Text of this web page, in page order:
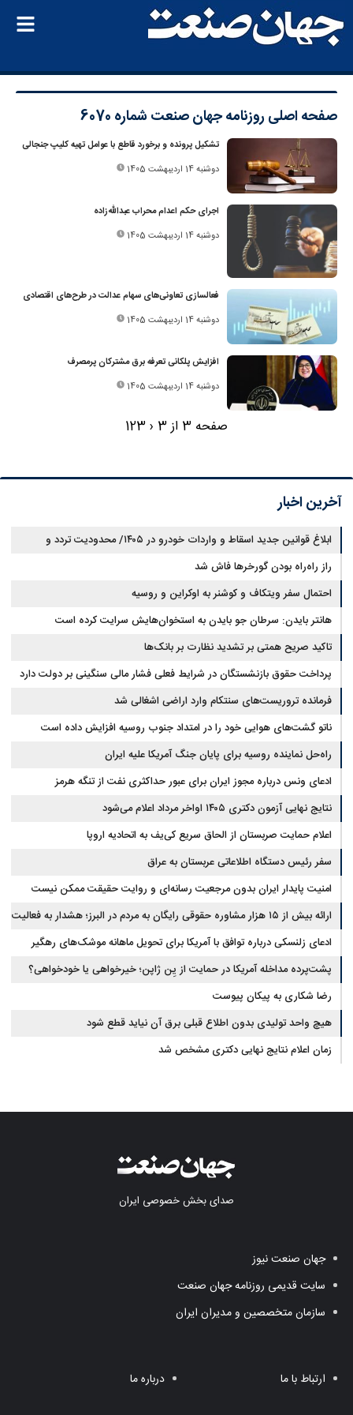
صفحه اصلی روزنامه جهان صنعت شماره 6070
تشکیل پرونده و برخورد قاطع با عوامل تهیه کلیپ جنجالی
دوشنبه 14 اردیبهشت 1405
اجرای حکم اعدام محراب عبدالله‌زاده
دوشنبه 14 اردیبهشت 1405
فعالسازی تعاونی‌های سهام عدالت در طرح‌های اقتصادی
دوشنبه 14 اردیبهشت 1405
افزایش پلکانی تعرفه برق مشترکان پرمصرف
دوشنبه 14 اردیبهشت 1405
صفحه 3 از 3 ‹
123
آخرین اخبار
ابلاغ قوانین جدید اسقاط و واردات خودرو در ۱۴۰۵/ محدودیت تردد و
سوخت‌رسانی به فرسوده‌ها
راز راه‌راه بودن گورخرها فاش شد
احتمال سفر ویتکاف و کوشنر به اوکراین و روسیه
هانتر بایدن: سرطان جو بایدن به استخوان‌هایش سرایت کرده است
تاکید صریح همتی بر تشدید نظارت بر بانک‌ها
پرداخت حقوق بازنشستگان در شرایط فعلی فشار مالی سنگینی بر دولت دارد
فرمانده تروریست‌های سنتکام وارد اراضی اشغالی شد
ناتو گشت‌های هوایی خود را در امتداد جنوب روسیه افزایش داده است
راه‌حل نماینده روسیه برای پایان جنگ آمریکا علیه ایران
ادعای ونس درباره مجوز ایران برای عبور حداکثری نفت از تنگه هرمز
نتایج نهایی آزمون دکتری ۱۴۰۵ اواخر مرداد اعلام می‌شود
اعلام حمایت صربستان از الحاق سریع کی‌یف به اتحادیه اروپا
سفر رئیس دستگاه اطلاعاتی عربستان به عراق
امنیت پایدار ایران بدون مرجعیت رسانه‌ای و روایت حقیقت ممکن نیست
ارائه بیش از ۱۵ هزار مشاوره حقوقی رایگان به مردم در البرز؛ هشدار به فعالیت
وکیل بلاگرها
ادعای زلنسکی درباره توافق با آمریکا برای تحویل ماهانه موشک‌های رهگیر
پشت‌پرده مداخله آمریکا در حمایت از یِن ژاپن؛ خیرخواهی یا خودخواهی؟
رضا شکاری به پیکان پیوست
هیچ واحد تولیدی بدون اطلاع قبلی برق آن نیاید قطع شود
زمان اعلام نتایج نهایی دکتری مشخص شد
صدای بخش خصوصی ایران
جهان صنعت نیوز
سایت قدیمی روزنامه جهان صنعت
سازمان متخصصین و مدیران ایران
ارتباط با ما درباره ما